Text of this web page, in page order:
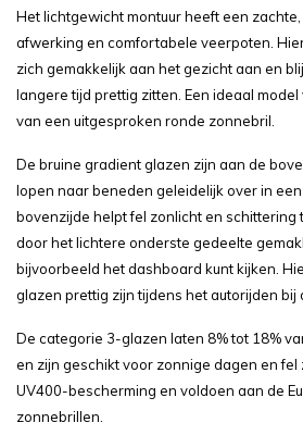
Het lichtgewicht montuur heeft een
afwerking en comfortabele veerpoten.
zich gemakkelijk aan het gezicht aan en
langere tijd prettig zitten. Een ideaal
van een uitgesproken ronde zonnebril.
De bruine gradient glazen zijn aan de
lopen naar beneden geleidelijk over in
bovenzijde helpt fel zonlicht en schittering
door het lichtere onderste gedeelte
bijvoorbeeld het dashboard kunt kijken.
glazen prettig zijn tijdens het autorijden bij
De categorie 3-glazen laten 8% tot 18%
en zijn geschikt voor zonnige dagen en fel
UV400-bescherming en voldoen aan de
zonnebrillen.